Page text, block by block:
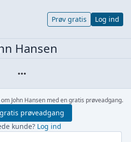
Prøv gratis Log ind
Hansen
John Hansen med en gratis prøveadgang.
prøveadgang
kunde? Log ind